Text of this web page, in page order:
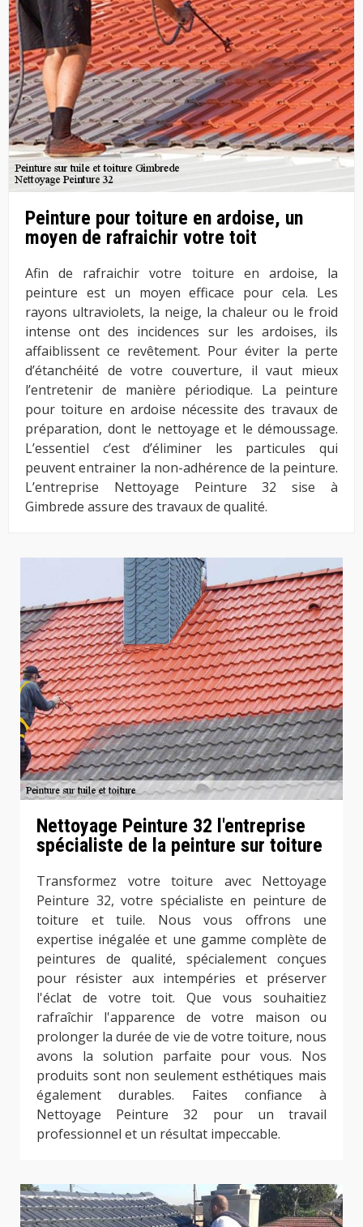
Peinture pour toiture en ardoise, un
moyen de rafraichir votre toit
Afin de rafraichir votre toiture en ardoise, la
peinture est un moyen efficace pour cela. Les
rayons ultraviolets, la neige, la chaleur ou le froid
intense ont des incidences sur les ardoises, ils
affaiblissent ce revêtement. Pour éviter la perte
d’étanchéité de votre couverture, il vaut mieux
l’entretenir de manière périodique. La peinture
pour toiture en ardoise nécessite des travaux de
préparation, dont le nettoyage et le démoussage.
L’essentiel c’est d’éliminer les particules qui
peuvent entrainer la non-adhérence de la peinture.
L’entreprise Nettoyage Peinture 32 sise à
Gimbrede assure des travaux de qualité.
Nettoyage Peinture 32 l'entreprise
spécialiste de la peinture sur toiture
Transformez votre toiture avec Nettoyage
Peinture 32, votre spécialiste en peinture de
toiture et tuile. Nous vous offrons une
expertise inégalée et une gamme complète de
peintures de qualité, spécialement conçues
pour résister aux intempéries et préserver
l'éclat de votre toit. Que vous souhaitiez
rafraîchir l'apparence de votre maison ou
prolonger la durée de vie de votre toiture, nous
avons la solution parfaite pour vous. Nos
produits sont non seulement esthétiques mais
également durables. Faites confiance à
Nettoyage Peinture 32 pour un travail
professionnel et un résultat impeccable.